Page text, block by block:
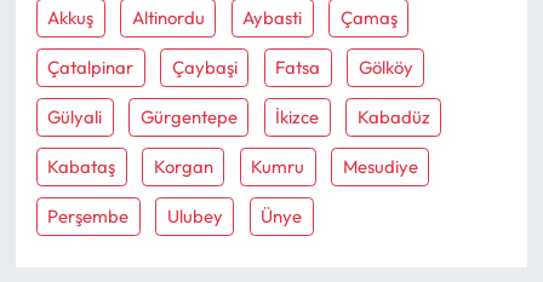
Akkuş Altinordu Aybasti Çamaş
Çatalpinar Çaybaşi Fatsa Gölköy
Gülyali Gürgentepe İkizce Kabadüz
Kabataş Korgan Kumru Mesudiye
Perşembe Ulubey Ünye